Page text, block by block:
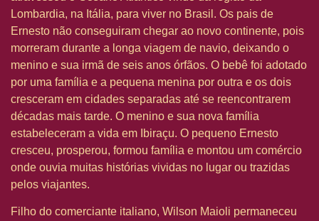
Lombardia, na Itália, para viver no Brasil. Os pais de
Ernesto não conseguiram chegar ao novo continente, pois
morreram durante a longa viagem de navio, deixando o
menino e sua irmã de seis anos órfãos. O bebê foi adotado
por uma família e a pequena menina por outra e os dois
cresceram em cidades separadas até se reencontrarem
décadas mais tarde. O menino e sua nova família
estabeleceram a vida em Ibiraçu. O pequeno Ernesto
cresceu, prosperou, formou família e montou um comércio
onde ouvia muitas histórias vividas no lugar ou trazidas
pelos viajantes.
Filho do comerciante italiano, Wilson Maioli permaneceu